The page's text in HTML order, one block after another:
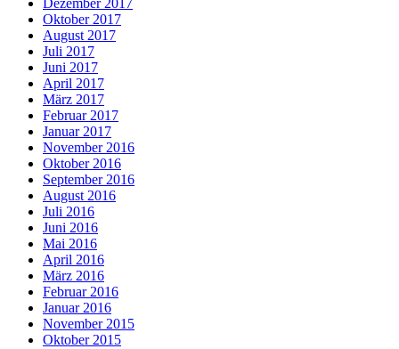
Dezember 2017
Oktober 2017
August 2017
Juli 2017
Juni 2017
April 2017
März 2017
Februar 2017
Januar 2017
November 2016
Oktober 2016
September 2016
August 2016
Juli 2016
Juni 2016
Mai 2016
April 2016
März 2016
Februar 2016
Januar 2016
November 2015
Oktober 2015